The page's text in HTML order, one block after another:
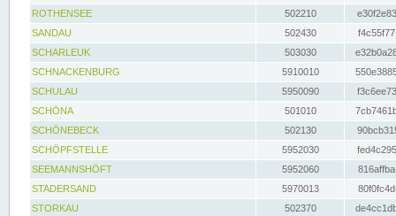
ROTHENSEE
502210
SANDAU
502430
SCHARLEUK
503030
SCHNACKENBURG
5910010
SCHULAU
5950090
SCHÖNA
501010
SCHÖNEBECK
502130
SCHÖPFSTELLE
5952030
SEEMANNSHÖFT
5952060
STADERSAND
5970013
STORKAU
502370